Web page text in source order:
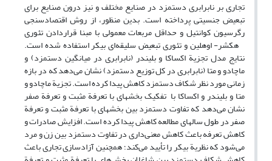
تجاری بر نابرابری دستمزد در صنایع مختلف و نیز درون صنایع برای
تبعیض جنسیتی پرداخته است. بدین منظور، از روش اقتصادسنجی
رگرسیون کوانتیل و حداقل مربعات معمولی با مبنا قراردادن تئوری
هکشر- اوهلین و تئوری تبعیض سلیقه‌ای بیکر استفاده شده است.
نتایج مدل تجزیة اکساکا و بلیندر (نابرابری در میانگین دستمزد) و
ماچادو و متا (نابرابری در کل توزیع دستمزد) نشان می‌دهد که در بازه
زمانی مورد نظر شکاف دستمزد کاهش پیدا کرده است. تجزیة ماچادو و
متا و بلیندر و اکساکا با تفکیک بخش­های با تعرفة مثبت و تعرفة صفر
نشان می‌دهد که تفاوت دستمزد بین بخش­های‌ با تعرفة مثبت و تعرفة
صفر در طول سال­های مطالعه کاهش پیدا کرده است. افزایش صادرات و
کاهش تعرفه باعث کاهش معنی‌داری در تفاوت دستمزد بین زن و مرد
می‌شود که نظریة بیکر را تأیید می‌کند؛ همچنین آزادسازی تجاری باعث